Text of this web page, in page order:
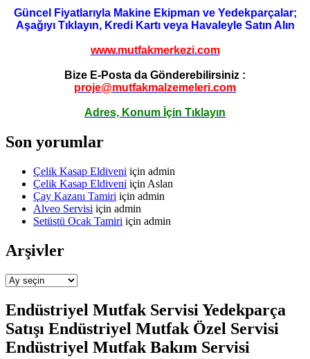
Güncel Fiyatlarıyla Makine Ekipman ve Yedekparçalar;
Aşağıyı Tıklayın, Kredi Kartı veya Havaleyle Satın Alın
www.mutfakmerkezi.com
Bize E-Posta da Gönderebilirsiniz :
proje@mutfakmalzemeleri.com
Adres, Konum İçin Tıklayın
Son yorumlar
Çelik Kasap Eldiveni için admin
Çelik Kasap Eldiveni için Aslan
Çay Kazanı Tamiri için admin
Alveo Servisi için admin
Setüstü Ocak Tamiri için admin
Arşivler
Arşivler
Endüstriyel Mutfak Servisi Yedekparça
Satışı Endüstriyel Mutfak Özel Servisi
Endüstriyel Mutfak Bakım Servisi